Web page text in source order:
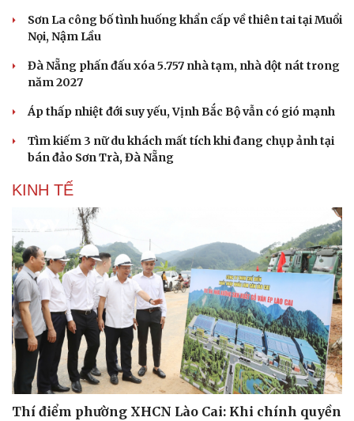
Sơn La công bố tình huống khẩn cấp về thiên tai tại Muổi
Nọi, Nậm Lầu
Đà Nẵng phấn đấu xóa 5.757 nhà tạm, nhà dột nát trong
năm 2027
Áp thấp nhiệt đới suy yếu, Vịnh Bắc Bộ vẫn có gió mạnh
Tìm kiếm 3 nữ du khách mất tích khi đang chụp ảnh tại
bán đảo Sơn Trà, Đà Nẵng
KINH TẾ
Thí điểm phường XHCN Lào Cai: Khi chính quyền